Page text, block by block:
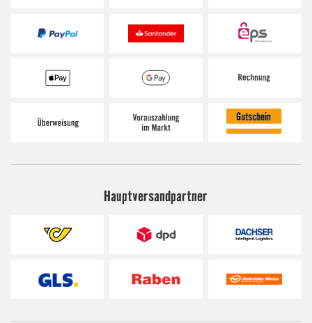
Hauptversandpartner